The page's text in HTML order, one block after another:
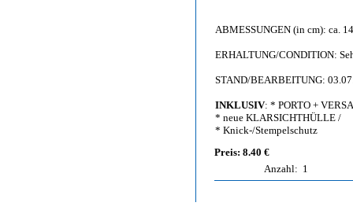
ABMESSUNGEN (in cm): ca.
ERHALTUNG/CONDITION:
STAND/BEARBEITUNG:
INKLUSIV: * PORTO +
* neue KLARSICHTHÜLLE /
* Knick-/Stempelschutz
Preis: 8.40 €
Anzahl: 1